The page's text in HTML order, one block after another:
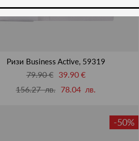
Ризи Business Active, 59319
79.90 €
39.90 €
156.27 лв. 78.04 лв.
-50%